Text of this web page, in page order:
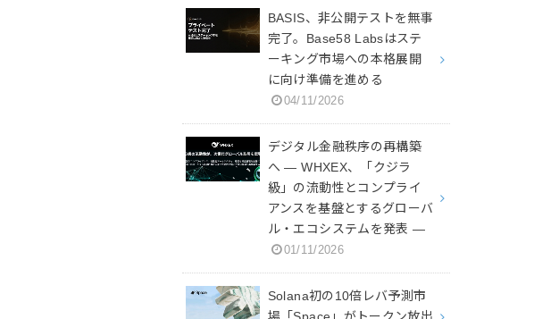
BASIS、非公開テストを無事
完了。Base58 Labsはステ
ーキング市場への本格展開
に向け準備を進める
04/11/2026
デジタル金融秩序の再構築
へ ― WHXEX、「クジラ
級」の流動性とコンプライ
アンスを基盤とするグローバ
ル・エコシステムを発表 ―
01/11/2026
Solana初の10倍レバ予測市